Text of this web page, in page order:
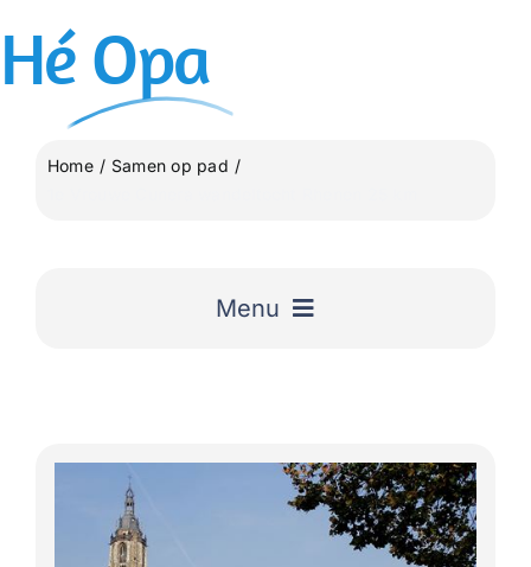
inhoud
Hé Opa
Home
Samen op pad
Menu
Uitgelicht
Lange Afstand Wandeltochten